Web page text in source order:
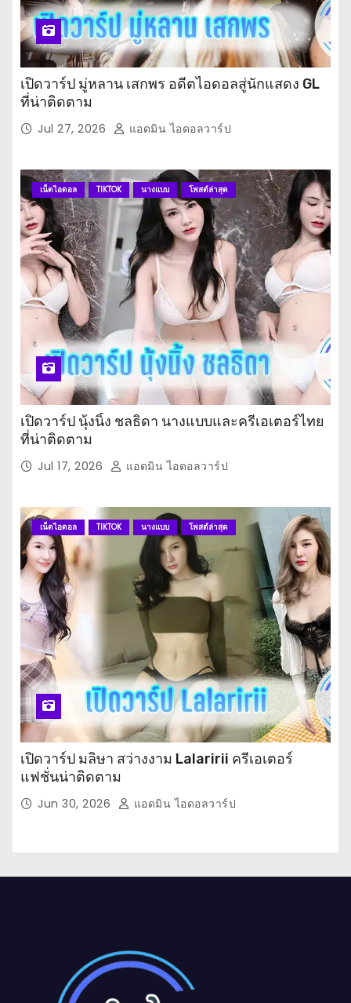
เปิดวาร์ป มู่หลาน เสกพร อดีตไอดอลสู่นักแสดง GL
ที่น่าติดตาม
Jul 27, 2026 แอดมิน ไอดอลวาร์ป
เน็ตไอดอล TIKTOK นางแบบ โพสต์ล่าสุด
เปิดวาร์ป นุ้งนิ้ง ชลธิดา นางแบบและครีเอเตอร์ไทย
ที่น่าติดตาม
Jul 17, 2026 แอดมิน ไอดอลวาร์ป
เน็ตไอดอล TIKTOK นางแบบ โพสต์ล่าสุด
เปิดวาร์ป มลิษา สว่างงาม Lalaririi ครีเอเตอร์
แฟชั่นน่าติดตาม
Jun 30, 2026 แอดมิน ไอดอลวาร์ป